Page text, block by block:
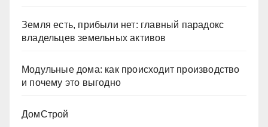
Земля есть, прибыли нет: главный парадокс
владельцев земельных активов
Модульные дома: как происходит производство
и почему это выгодно
ДомСтрой